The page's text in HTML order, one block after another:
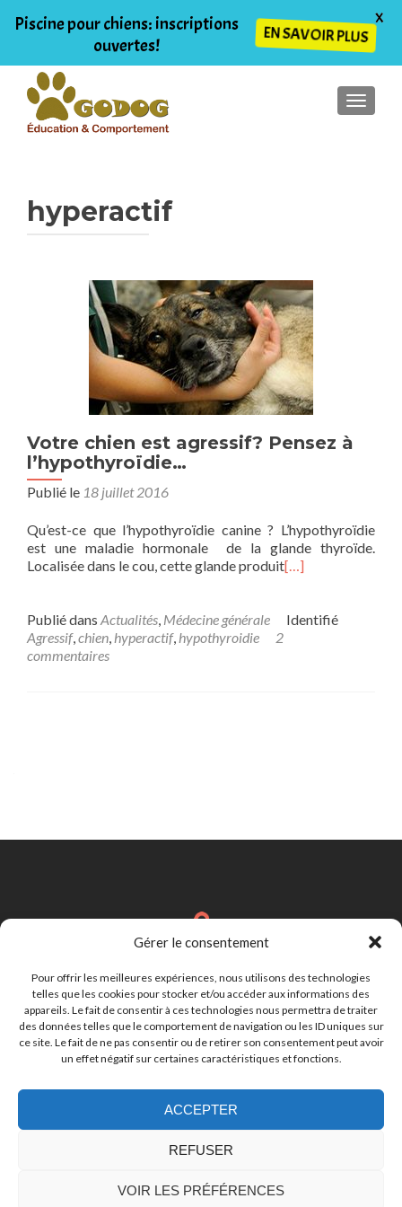
Gérer le consentement
Pour offrir les meilleures expériences, nous utilisons des technologies
telles que les cookies pour stocker et/ou accéder aux informations des
appareils. Le fait de consentir à ces technologies nous permettra de traiter
des données telles que le comportement de navigation ou les ID uniques sur
ce site. Le fait de ne pas consentir ou de retirer son consentement peut avoir
un effet négatif sur certaines caractéristiques et fonctions.
ACCEPTER
REFUSER
VOIR LES PRÉFÉRENCES
hyperactif
Votre chien est agressif? Pensez à
l’hypothyroïdie…
Publié le 18 juillet 2016
Qu’est-ce que l’hypothyroïdie canine ? L’hypothyroïdie
est une maladie hormonale de la glande thyroïde.
Localisée dans le cou, cette glande produit[…]
Publié dans Actualités, Médecine générale
Identifié
Agressif,chien, hyperactif, hypothyroidie
2
commentaires
Brignais
cynthia.lebastard@gmail.com
07.81.50.19.28
Piscine pour chiens: inscriptions
ouvertes!
EN SAVOIR PLUS
X